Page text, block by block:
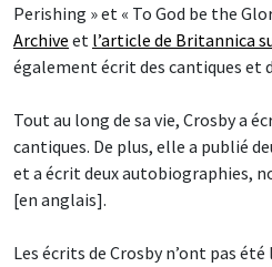
Perishing » et « To God be the
Archive et l’article de Britannica
également écrit des cantiques et
Tout au long de sa vie, Crosby a
cantiques. De plus, elle a publié
et a écrit deux autobiographies,
[en anglais].
Les écrits de Crosby n’ont pas